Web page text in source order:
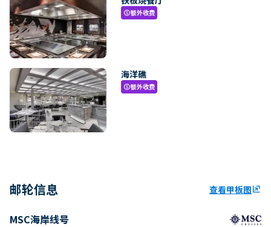
paid额外收费
海洋礁
paid额外收费
邮轮信息 查看甲板图ungroup
MSC海岸线号